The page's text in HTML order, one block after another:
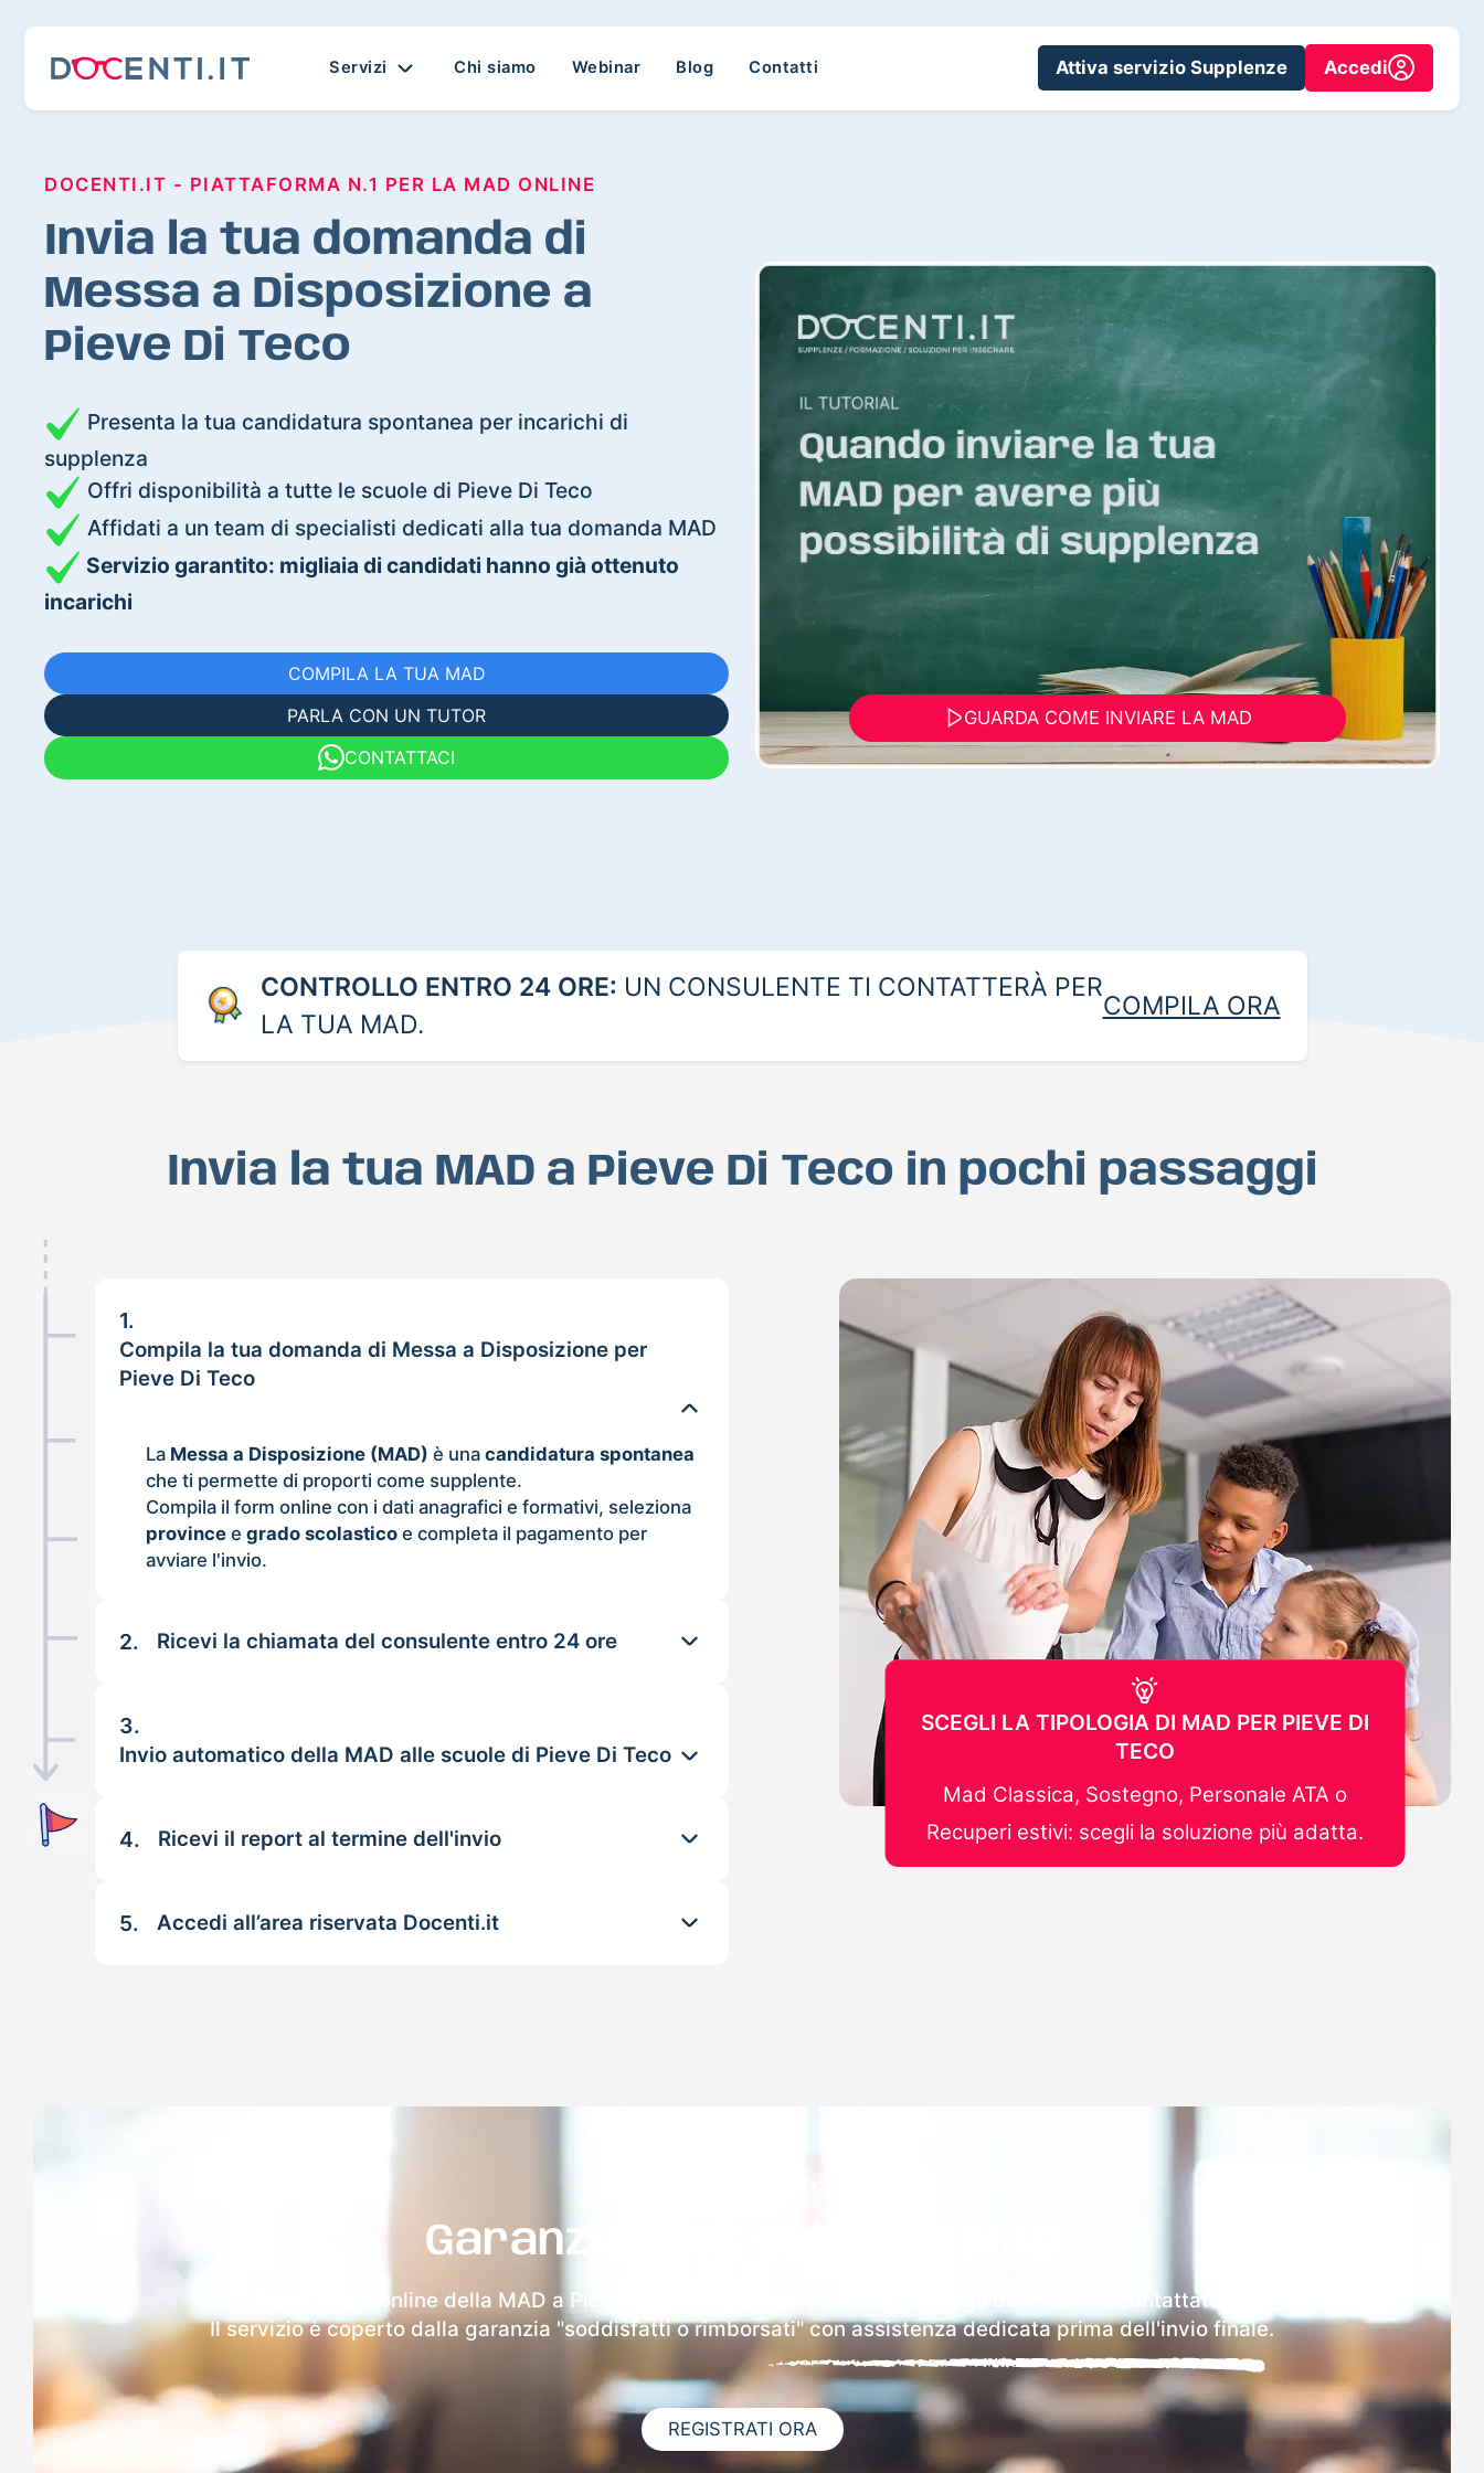
Servizi Chi siamo Webinar Blog Contatti Attiva servizio Supplenze Accedi
DOCENTI.IT - PIATTAFORMA N.1 PER LA MAD ONLINE
Invia la tua domanda di
Messa a Disposizione a
Pieve Di Teco
Presenta la tua candidatura spontanea per incarichi di
supplenza
Offri disponibilità a tutte le scuole di Pieve Di Teco
Affidati a un team di specialisti dedicati alla tua domanda MAD
Servizio garantito: migliaia di candidati hanno già ottenuto
incarichi
COMPILA LA TUA MAD
PARLA CON UN TUTOR
CONTATTACI
GUARDA COME INVIARE LA MAD
CONTROLLO ENTRO 24 ORE: UN CONSULENTE TI CONTATTERÀ PER
LA TUA MAD.
COMPILA ORA
Invia la tua MAD a Pieve Di Teco in pochi passaggi
1.
Compila la tua domanda di Messa a Disposizione per
Pieve Di Teco
La Messa a Disposizione (MAD) è unacandidatura spontanea
che ti permette di proporti come supplente.
Compila il form online con i dati anagrafici e formativi, seleziona
province egrado scolastico e completa il pagamento per
avviare l'invio.
2. Ricevi la chiamata del consulente entro 24 ore
3.
Invio automatico della MAD alle scuole di Pieve Di Teco
4. Ricevi il report al termine dell'invio
5. Accedi all’area riservata Docenti.it
SCEGLI LA TIPOLOGIA DI MAD PER PIEVE DI
TECO
Mad Classica, Sostegno, Personale ATA o
Recuperi estivi: scegli la soluzione più adatta.
Garanzia 100% sulla tua MAD
Dopo l'invio online della MAD a Pieve Di Teco riceverai via email i dettagli delle scuole contattate.
Il servizio è coperto dalla garanzia "soddisfatti o rimborsati" con assistenza dedicata prima dell'invio finale.
REGISTRATI ORA